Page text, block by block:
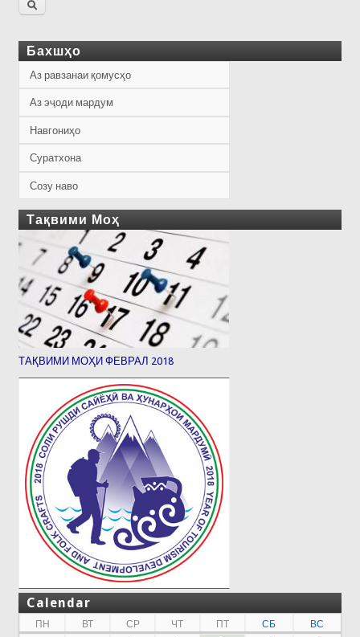
Бахшҳо
Аз равзанаи қомусҳо
Аз эҷоди мардум
Навгониҳо
Суратхона
Созу наво
Тақвими Моҳ
ТАҚВИМИ МОҲИ ФЕВРАЛ 2018
Calendar
ПН ВТ СР ЧТ ПТ СБ
ВС